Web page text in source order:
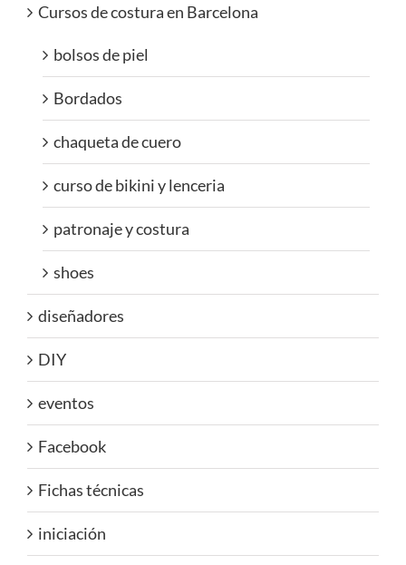
Cursos de costura en Barcelona
bolsos de piel
Bordados
chaqueta de cuero
curso de bikini y lenceria
patronaje y costura
shoes
diseñadores
DIY
eventos
Facebook
Fichas técnicas
iniciación